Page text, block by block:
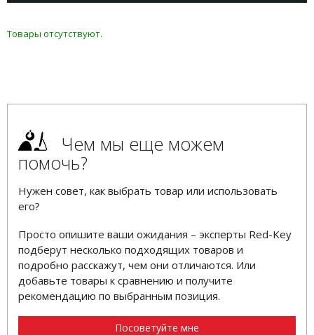
Товары отсутствуют.
Чем мы еще можем
помочь?
Нужен совет, как выбрать товар или использовать
его?
Просто опишите ваши ожидания – эксперты Red-Key
подберут несколько подходящих товаров и
подробно расскажут, чем они отличаются. Или
добавьте товары к сравнению и получите
рекомендацию по выбранным позиция.
Посоветуйте мне